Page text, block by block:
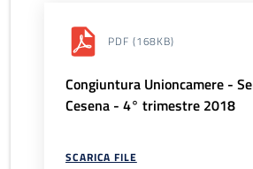
PDF (168KB)
Congiuntura Unioncamere -
Cesena - 4° trimestre 2018
SCARICA FILE